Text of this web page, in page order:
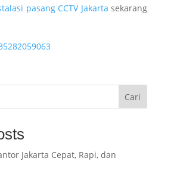
pasang CCTV Jakartasekarang
Cari
Jakarta Cepat, Rapi, dan